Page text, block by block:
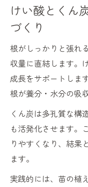
けい酸とくん
づくり
根がしっかりと張れ
収量に直結します。
成長をサポートしま
根が養分・水分の吸
くん炭は多孔質な構
も活発化させます。
りやすくなり、結果
ます。
実践的には、苗の植